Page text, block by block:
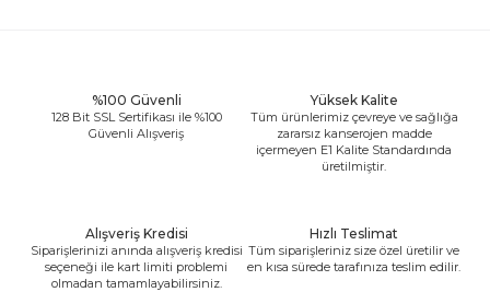
%100 Güvenli
128 Bit SSL Sertifikası ile %100
Güvenli Alışveriş
Yüksek Kalite
Tüm ürünlerimiz çevreye ve sağlığa
zararsız kanserojen madde
içermeyen E1 Kalite Standardında
üretilmiştir.
Alışveriş Kredisi
Siparişlerinizi anında alışveriş kredisi
seçeneği ile kart limiti problemi
olmadan tamamlayabilirsiniz.
Hızlı Teslimat
Tüm siparişleriniz size özel üretilir ve
en kısa sürede tarafınıza teslim edilir.